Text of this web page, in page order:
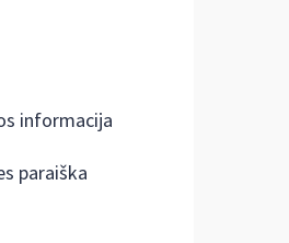
informacija
paraiška